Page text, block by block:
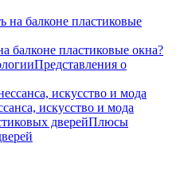
балконе пластиковые окна?
Представления о
искусство и мода
Плюсы